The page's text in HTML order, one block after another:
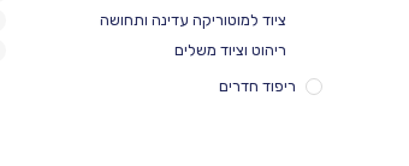
ציוד למוטוריקה עדינה ותחושה
ריהוט וציוד משלים
ריפוד חדרים